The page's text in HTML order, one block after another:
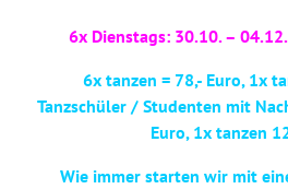
6x Dienstags: 30.10. –
6x tanzen = 78,- Euro, 1x
Tanzschüler / Studenten mit
Euro, 1x tanzen
Wie immer starten wir mit